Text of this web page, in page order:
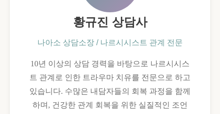
황규진 상담사
나아소 상담소장 / 나르시시스트 관계 전문
10년 이상의 상담 경력을 바탕으로 나르시시스
트 관계로 인한 트라우마 치유를 전문으로 하고
있습니다. 수많은 내담자들의 회복 과정을 함께
하며, 건강한 관계 회복을 위한 실질적인 조언